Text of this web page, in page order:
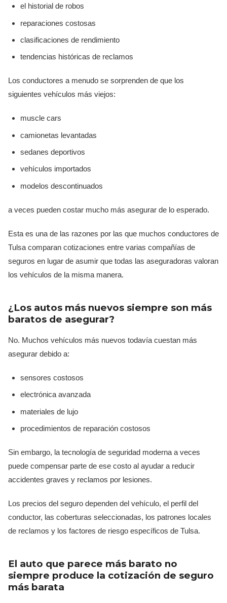
el historial de robos
reparaciones costosas
clasificaciones de rendimiento
tendencias históricas de reclamos
Los conductores a menudo se sorprenden de que los
siguientes vehículos más viejos:
muscle cars
camionetas levantadas
sedanes deportivos
vehículos importados
modelos descontinuados
a veces pueden costar mucho más asegurar de lo esperado.
Esta es una de las razones por las que muchos conductores de
Tulsa comparan cotizaciones entre varias compañías de
seguros en lugar de asumir que todas las aseguradoras valoran
los vehículos de la misma manera.
¿Los autos más nuevos siempre son más
baratos de asegurar?
No. Muchos vehículos más nuevos todavía cuestan más
asegurar debido a:
sensores costosos
electrónica avanzada
materiales de lujo
procedimientos de reparación costosos
Sin embargo, la tecnología de seguridad moderna a veces
puede compensar parte de ese costo al ayudar a reducir
accidentes graves y reclamos por lesiones.
Los precios del seguro dependen del vehículo, el perfil del
conductor, las coberturas seleccionadas, los patrones locales
de reclamos y los factores de riesgo específicos de Tulsa.
El auto que parece más barato no
siempre produce la cotización de seguro
más barata